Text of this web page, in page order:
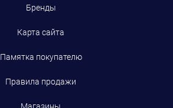
Бренды
Карта сайта
Памятка покупателю
Правила продажи
Магазины